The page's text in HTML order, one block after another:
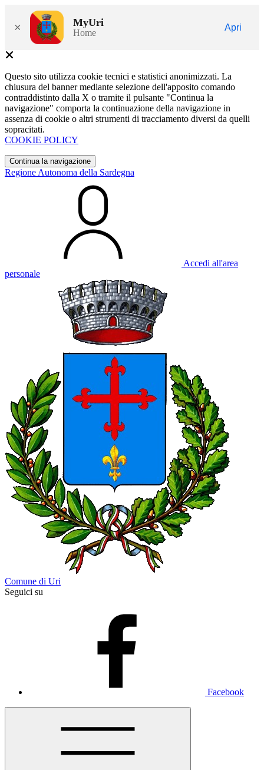
× MyUri
Home
Apri
Questo sito utilizza cookie tecnici e statistici anonimizzati. La
chiusura del banner mediante selezione dell'apposito comando
contraddistinto dalla X o tramite il pulsante "Continua la
navigazione" comporta la continuazione della navigazione in
assenza di cookie o altri strumenti di tracciamento diversi da quelli
sopracitati.
COOKIE POLICY
Continua la navigazione
Regione Autonoma della Sardegna
Accedi all'area
personale
Comune di Uri
Seguici su
Facebook